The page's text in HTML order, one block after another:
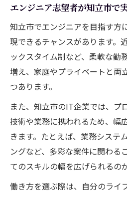
エンジニア志望者が知立市で
知立市でエンジニアを目指す方
現できるチャンスがあります。
ックスタイム制など、柔軟な勤
増え、家庭やプライベートと両
つあります。
また、知立市のIT企業では、プ
技術や業務に携われるため、幅
きます。たとえば、業務システ
ングなど、多彩な案件に関わる
てのスキルの幅を広げられるの
働き方を選ぶ際は、自分のライ